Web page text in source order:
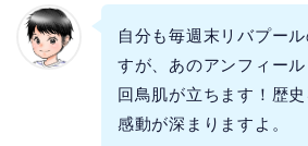
自分も毎週末リバプー
すが、あのアンフィー
回鳥肌が立ちます！歴
感動が深まりますよ。